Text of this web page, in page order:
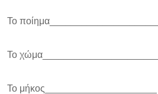
Το ποίημα_____________________
Το χώμα______________________
Το μήκος_____________________